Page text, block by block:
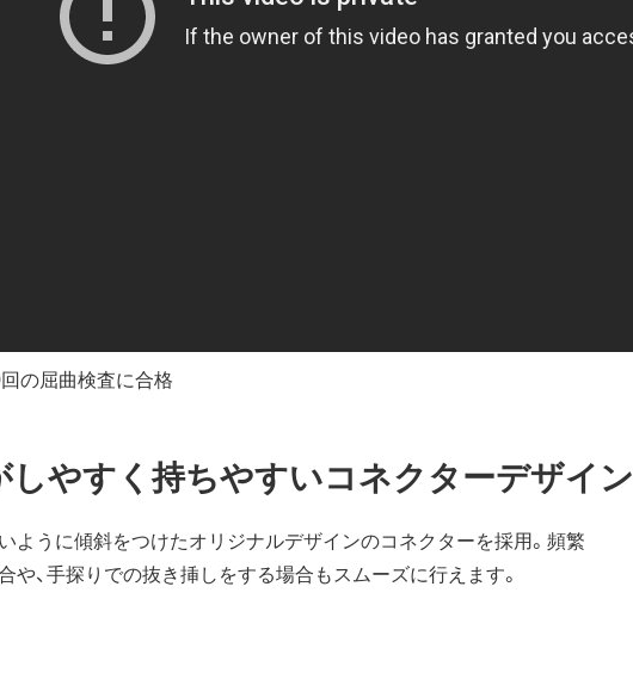
の屈曲検査に合格
しやすく持ちやすいコネクターデザイン
ように傾斜をつけたオリジナルデザインのコネクターを採用。頻繁
や、手探りでの抜き挿しをする場合もスムーズに行えます。